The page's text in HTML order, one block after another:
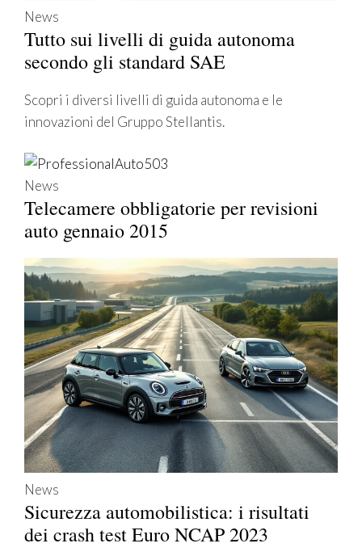
News
Tutto sui livelli di guida autonoma
secondo gli standard SAE
Scopri i diversi livelli di guida autonoma e le
innovazioni del Gruppo Stellantis.
News
Telecamere obbligatorie per revisioni
auto gennaio 2015
News
Sicurezza automobilistica: i risultati
dei crash test Euro NCAP 2023